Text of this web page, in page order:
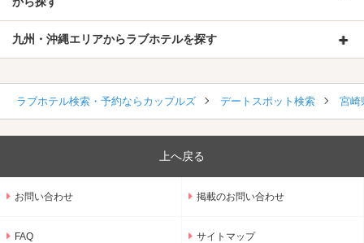
九州・沖縄エリアからラブホテルを探す
ラブホテル検索・予約ならカップルズ デートスポット検索 宮崎
上へ戻る
お問い合わせ 掲載のお問い合わせ
FAQ サイトマップ